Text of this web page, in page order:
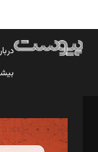
مدیر مسئول:
سردبیر: مهرک